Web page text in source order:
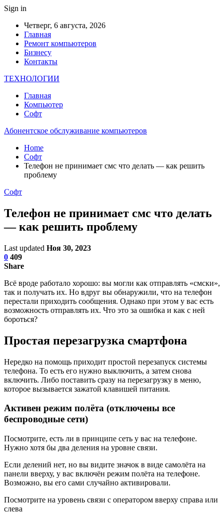
Sign in
Четверг, 6 августа, 2026
Главная
Ремонт компьютеров
Бизнесу
Контакты
ТЕХНОЛОГИИ
Главная
Компьютер
Софт
Абонентское обслуживание компьютеров
Home
Софт
Телефон не принимает смс что делать — как решить
проблему
Софт
Телефон не принимает смс что делать
— как решить проблему
Last updated Ноя 30, 2023
0 409
Share
Всё вроде работало хорошо: вы могли как отправлять «смски»,
так и получать их. Но вдруг вы обнаружили, что на телефон
перестали приходить сообщения. Однако при этом у вас есть
возможность отправлять их. Что это за ошибка и как с ней
бороться?
Простая перезагрузка смартфона
Нередко на помощь приходит простой перезапуск системы
телефона. То есть его нужно выключить, а затем снова
включить. Либо поставить сразу на перезагрузку в меню,
которое вызывается зажатой клавишей питания.
Активен режим полёта (отключены все
беспроводные сети)
Посмотрите, есть ли в принципе сеть у вас на телефоне.
Нужно хотя бы два деления на уровне связи.
Если делений нет, но вы видите значок в виде самолёта на
панели вверху, у вас включён режим полёта на телефоне.
Возможно, вы его сами случайно активировали.
Посмотрите на уровень связи с оператором вверху справа или
слева